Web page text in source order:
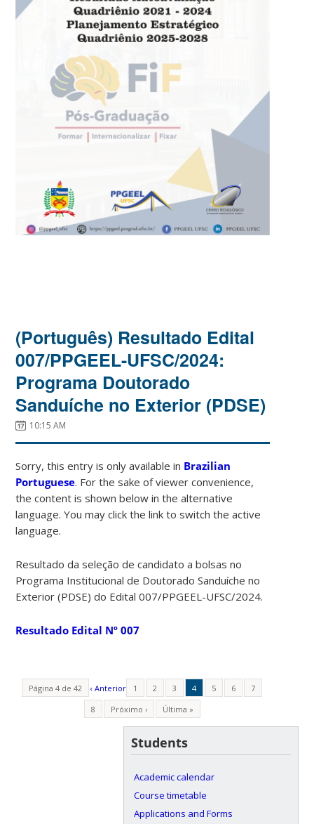
(Português) Resultado Edital
007/PPGEEL-UFSC/2024:
Programa Doutorado
Sanduíche no Exterior (PDSE)
10:15 AM
Sorry, this entry is only available in Brazilian
Portuguese. For the sake of viewer convenience,
the content is shown below in the alternative
language. You may click the link to switch the active
language.
Resultado da seleção de candidato a bolsas no
Programa Institucional de Doutorado Sanduíche no
Exterior (PDSE) do Edital 007/PPGEEL-UFSC/2024.
Resultado Edital Nº 007
Página 4 de 42 ‹ Anterior 1 2 3 4 5 6
7
8
Próximo › Última »
Students
Academic calendar
Course timetable
Applications and Forms